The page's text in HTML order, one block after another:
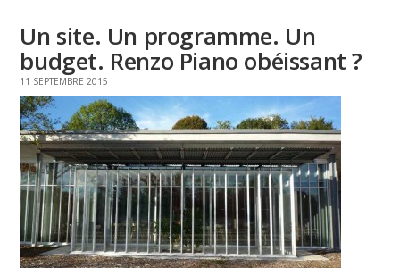
Un site. Un programme. Un
budget. Renzo Piano obéissant ?
11 SEPTEMBRE 2015